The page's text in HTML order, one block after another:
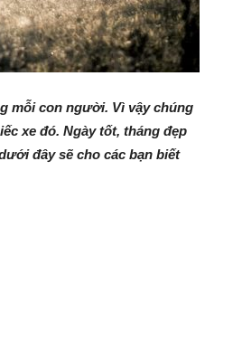
mỗi con người. Vì vậy chúng
xe đó. Ngày tốt, tháng đẹp
đây sẽ cho các bạn biết